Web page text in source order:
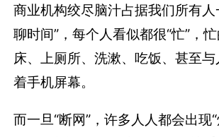
商业机构绞尽脑汁占据我们所有人
聊时间”，每个人看似都很“忙”，
床、上厕所、洗漱、吃饭、甚至
着手机屏幕。
而一旦“断网”，许多人人都会出现